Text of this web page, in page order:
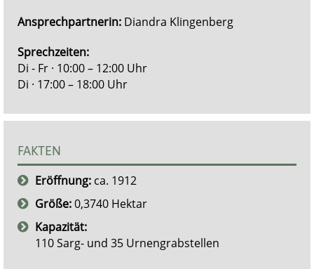
Ansprechpartnerin: Diandra Klingenberg
Sprechzeiten:
Di - Fr · 10:00 – 12:00 Uhr
Di · 17:00 – 18:00 Uhr
FAKTEN
Eröffnung: ca. 1912
Größe:0,3740 Hektar
Kapazität:
110 Sarg- und 35 Urnengrabstellen